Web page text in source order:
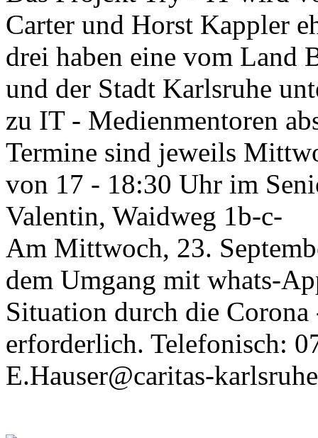
Carter und Horst Kappler
drei haben eine vom Land
und der Stadt Karlsruhe
zu IT - Medienmentoren
Termine sind jeweils
von 17 - 18:30 Uhr im
Valentin, Waidweg 1b-c-
Am Mittwoch, 23.
dem Umgang mit whats-
Situation durch die
erforderlich. Telefonisch:
E.Hauser@caritas-